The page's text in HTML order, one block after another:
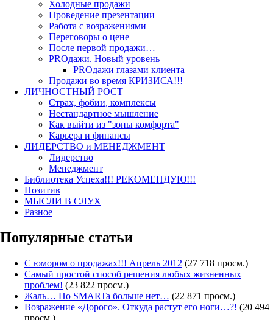
Холодные продажи
Проведение презентации
Работа с возражениями
Переговоры о цене
После первой продажи…
PROдажи. Новый уровень
PROдажи глазами клиента
Продажи во время КРИЗИСА!!!
ЛИЧНОСТНЫЙ РОСТ
Страх, фобии, комплексы
Нестандартное мышление
Как выйти из "зоны комфорта"
Карьера и финансы
ЛИДЕРСТВО и МЕНЕДЖМЕНТ
Лидерство
Менеджмент
Библиотека Успеха!!! РЕКОМЕНДУЮ!!!
Позитив
МЫСЛИ В СЛУХ
Разное
Популярные статьи
С юмором о продажах!!! Апрель 2012 (27 718 просм.)
Самый простой способ решения любых жизненных
проблем! (23 822 просм.)
Жаль… Но SMARTa больше нет… (22 871 просм.)
Возражение «Дорого». Откуда растут его ноги…?! (20 494